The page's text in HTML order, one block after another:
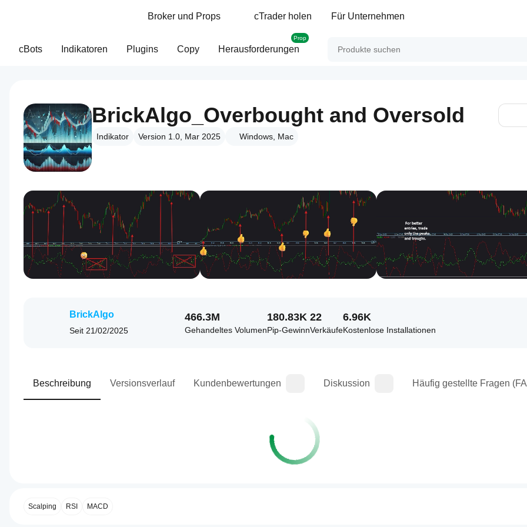
Broker und Props cTrader holen Für Unternehmen
cBots Indikatoren Plugins Copy Herausforderungen
Prop
BrickAlgo_Overbought and Oversold
Indikator Version 1.0, Mar 2025 Windows, Mac
BrickAlgo
Seit 21/02/2025
466.3M
Gehandeltes Volumen
180.83K
Pip-Gewinn
22
Verkäufe
6.96K
Kostenlose Installationen
Beschreibung Versionsverlauf Kundenbewertungen Diskussion Häufig gestellte Fragen
Indikator
Scalping RSI MACD